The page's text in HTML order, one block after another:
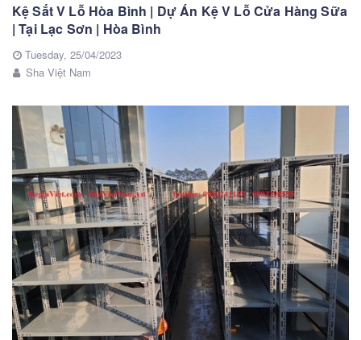
Kệ Sắt V Lỗ Hòa Bình | Dự Án Kệ V Lỗ Cửa Hàng Sữa
| Tại Lạc Sơn | Hòa Bình
Tuesday, 25/04/2023
Sha Việt Nam